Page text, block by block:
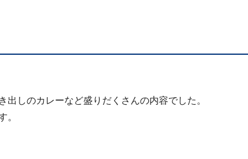
しのカレーなど盛りだくさんの内容でした。
。